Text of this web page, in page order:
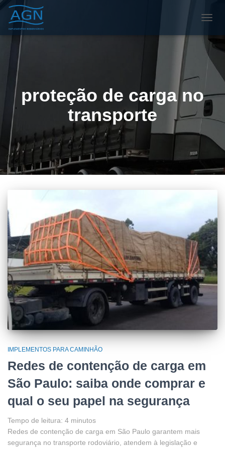
proteção de carga no
transporte
IMPLEMENTOS PARA CAMINHÃO
Redes de contenção de carga em
São Paulo: saiba onde comprar e
qual o seu papel na segurança
Tempo de leitura: 4 minutos
Redes de contenção de carga em São Paulo garantem mais
segurança no transporte rodoviário, atendem à legislação e